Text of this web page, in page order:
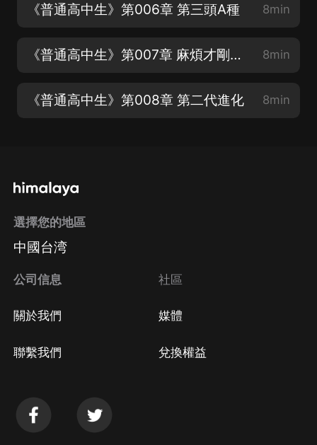
《普通高中生》第006章 第三頭A種 8min
《普通高中生》第007章 麻煩才剛剛開始 8min
《普通高中生》第008章 第二代進化 8min
選擇您的地區
中國台湾
公司信息
關於我們
聯繫我們
社區
媒體
兌換權益